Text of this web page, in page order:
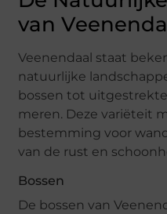
van
Veenendaal staat
natuurlijke
bossen tot
meren. Deze variëteit
bestemming voor
van de rust en
Bossen
De bossen van